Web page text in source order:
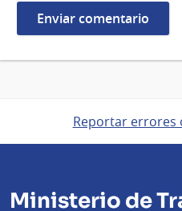
Reportar errores
Ministerio de